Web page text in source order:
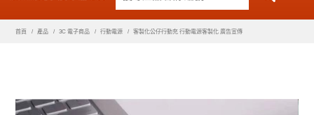
首頁 產品 3C 電子商品 行動電源 客製化公仔行動充 行動電源客製化 廣告宣傳